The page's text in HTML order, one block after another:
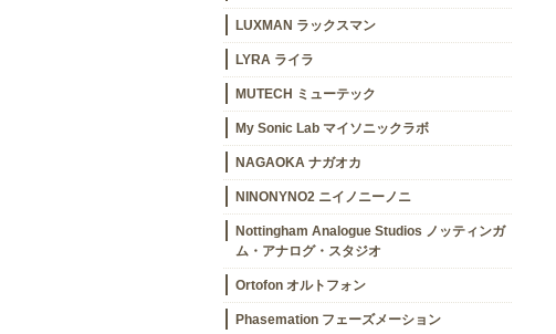
LUXMAN ラックスマン
LYRA ライラ
MUTECH ミューテック
My Sonic Lab マイソニックラボ
NAGAOKA ナガオカ
NINONYNO2 ニイノニーノニ
Nottingham Analogue Studios ノッティンガ
ム・アナログ・スタジオ
Ortofon オルトフォン
Phasemation フェーズメーション